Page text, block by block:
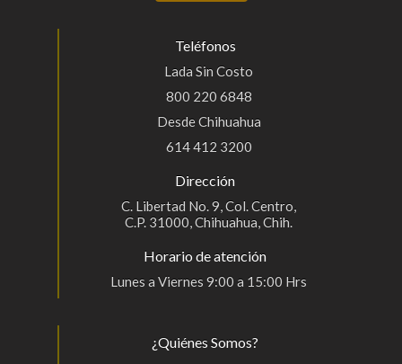
Teléfonos
Lada Sin Costo
800 220 6848
Desde Chihuahua
614 412 3200
Dirección
C. Libertad No. 9, Col. Centro,
C.P. 31000, Chihuahua, Chih.
Horario de atención
Lunes a Viernes 9:00 a 15:00 Hrs
¿Quiénes Somos?